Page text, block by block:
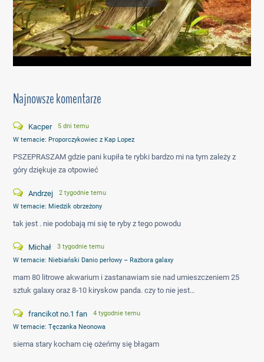
Najnowsze komentarze
Kacper
5 dni temu
W temacie: Proporczykowiec z Kap Lopez
PSZEPRASZAM gdzie pani kupiła te rybki bardzo mi na tym zależy z
góry dziękuje za otpowieć
Andrzej
2 tygodnie temu
W temacie: Miedzik obrzeżony
tak jest . nie podobają mi się te ryby z tego powodu
Michał
3 tygodnie temu
W temacie: Niebiański Danio perłowy – Razbora galaxy
mam 80 litrowe akwarium i zastanawiam sie nad umieszczeniem 25
sztuk galaxy oraz 8-10 kiryskow panda. czy to nie jest…
francikot no.1 fan
4 tygodnie temu
W temacie:Tęczanka Neonowa
siema stary kocham cię ożeńmy się błagam